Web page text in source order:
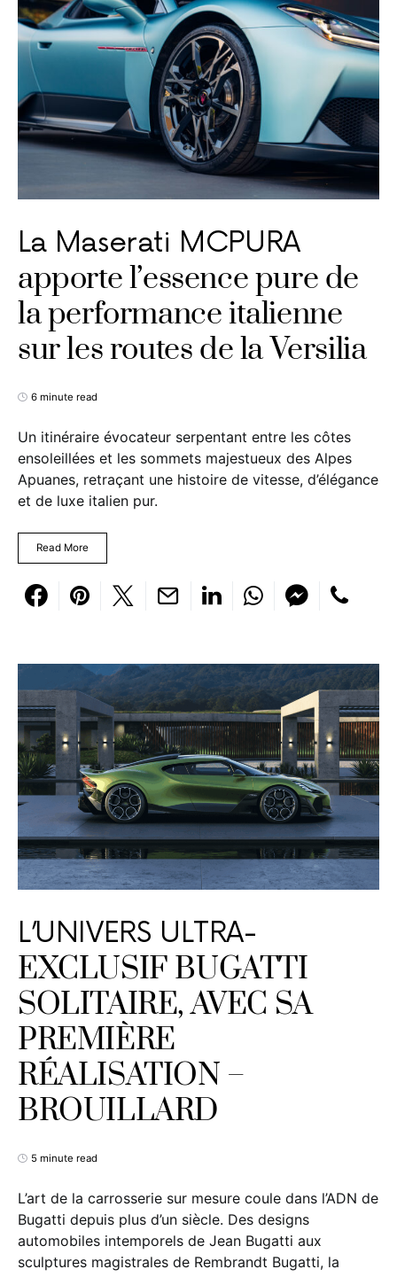
La Maserati MCPURA
apporte l’essence pure de
la performance italienne
sur les routes de la Versilia
6 minute read
Un itinéraire évocateur serpentant entre les côtes
ensoleillées et les sommets majestueux des Alpes
Apuanes, retraçant une histoire de vitesse, d’élégance
et de luxe italien pur.
Read More
L’UNIVERS ULTRA-
EXCLUSIF BUGATTI
SOLITAIRE, AVEC SA
PREMIÈRE
RÉALISATION –
BROUILLARD
5 minute read
L’art de la carrosserie sur mesure coule dans l’ADN de
Bugatti depuis plus d’un siècle. Des designs
automobiles intemporels de Jean Bugatti aux
sculptures magistrales de Rembrandt Bugatti, la